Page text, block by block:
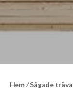
Hem/Sågade